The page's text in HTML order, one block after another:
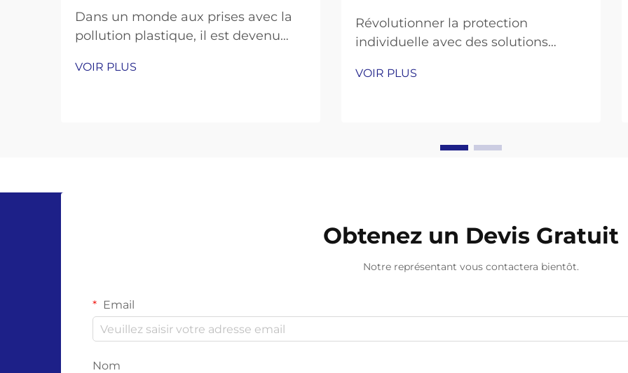
Dans un monde aux prises avec la
pollution plastique, il est devenu
trouver des alternatives écologiques
VOIR PLUS
Révolutionner la protection
individuelle avec des solutions
gants jetables a fortement
des discussions sectorielles. Alors
VOIR PLUS
Obtenez un Devis Gratuit
Notre représentant vous contactera bientôt.
Email
Nom